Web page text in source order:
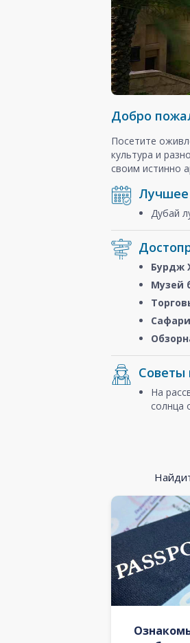
Добро
Посетите
культура и
своим истинно
Дубай
Бурдж
Музей
Советы
На
солнца